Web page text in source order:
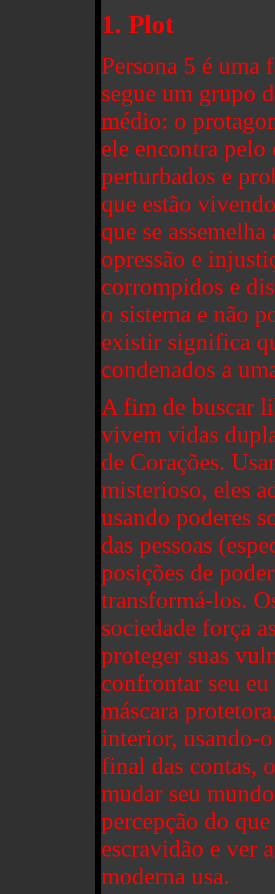
1. Plot
Persona 5 é uma
segue um grupo
médio: o
ele encontra pelo
perturbados e
que estão
que se
opressão e
corrompidos e
o sistema e não
existir significa
condenados a
A fim de buscar
vivem vidas
de Corações.
misterioso, eles
usando poderes
das pessoas
posições de
transformá-los.
sociedade força
proteger suas
confrontar seu
máscara
interior, usando-
final das contas,
mudar seu
percepção do
escravidão e ver
moderna usa.